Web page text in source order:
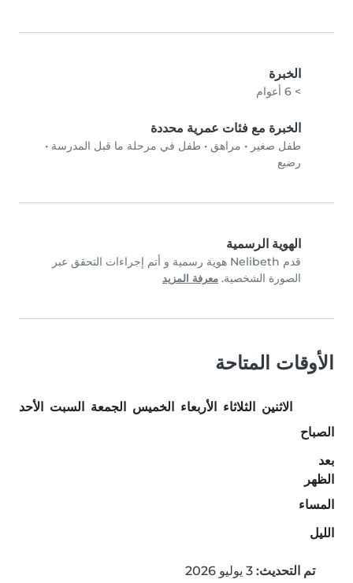
الخبرة
> 6 أعوام
الخبرة مع فئات عمرية محددة
طفل صغير • مراهق • طفل في مرحلة ما قبل المدرسة •
رضيع
الهوية الرسمية
قدم Nelibeth هوية رسمية و أتم إجراءات التحقق عبر
الصورة الشخصية. معرفة المزيد
الأوقات المتاحة
الاثنين الثلاثاء الأربعاء الخميس الجمعة السبت
الأحد
الصباح
بعد
الظهر
المساء
الليل
تم التحديث: